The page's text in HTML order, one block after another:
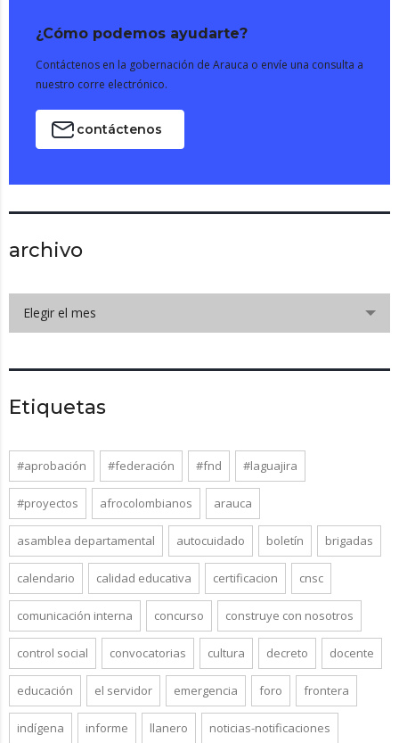
¿Cómo podemos ayudarte?
Contáctenos en la gobernación de Arauca o envíe una consulta a
nuestro corre electrónico.
contáctenos
archivo
Elegir el mes
Etiquetas
#aprobación #federación #fnd #laguajira
#proyectos afrocolombianos arauca
asamblea departamental autocuidado boletín brigadas
calendario calidad educativa certificacion cnsc
comunicación interna concurso construye con nosotros
control social convocatorias cultura decreto docente
educación el servidor emergencia foro frontera
indígena informe llanero noticias-notificaciones